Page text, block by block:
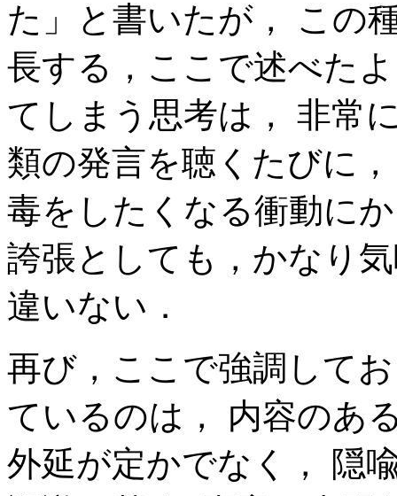
た」と書いたが， この
長する，ここで述べた
てしまう思考は， 非常
類の発言を聴くたびに
毒をしたくなる衝動に
誇張としても，かなり
違いない．
再び，ここで強調して
ているのは， 内容のあ
外延が定かでなく， 隠